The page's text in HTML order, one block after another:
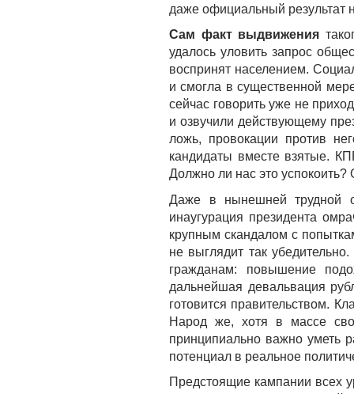
даже официальный результат
Сам факт выдвижения
удалось уловить запрос
воспринят населением.
и смогла в существенной
сейчас говорить уже не
и озвучили действующему
ложь, провокации против
кандидаты вместе взятые.
Должно ли нас это успокоить?
Даже в нынешней трудной
инаугурация президента
крупным скандалом с
не выглядит так
гражданам: повышение
дальнейшая девальвация
готовится правительством.
Народ же, хотя в массе
принципиально важно уметь
потенциал в реальное
Предстоящие кампании всех